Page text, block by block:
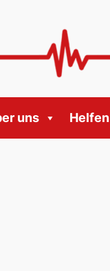
uns Helfen